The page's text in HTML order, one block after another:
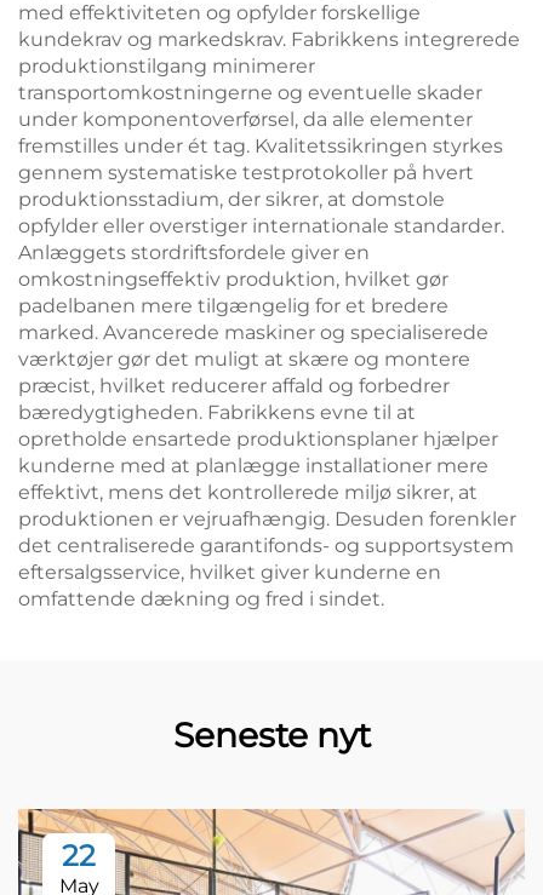
med effektiviteten og opfylder forskellige
kundekrav og markedskrav. Fabrikkens integrerede
produktionstilgang minimerer
transportomkostningerne og eventuelle skader
under komponentoverførsel, da alle elementer
fremstilles under ét tag. Kvalitetssikringen styrkes
gennem systematiske testprotokoller på hvert
produktionsstadium, der sikrer, at domstole
opfylder eller overstiger internationale standarder.
Anlæggets stordriftsfordele giver en
omkostningseffektiv produktion, hvilket gør
padelbanen mere tilgængelig for et bredere
marked. Avancerede maskiner og specialiserede
værktøjer gør det muligt at skære og montere
præcist, hvilket reducerer affald og forbedrer
bæredygtigheden. Fabrikkens evne til at
opretholde ensartede produktionsplaner hjælper
kunderne med at planlægge installationer mere
effektivt, mens det kontrollerede miljø sikrer, at
produktionen er vejruafhængig. Desuden forenkler
det centraliserede garantifonds- og supportsystem
eftersalgsservice, hvilket giver kunderne en
omfattende dækning og fred i sindet.
Seneste nyt
22
May